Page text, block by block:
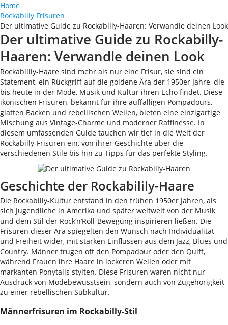
Home
Rockabilly Frisuren
Der ultimative Guide zu Rockabilly-Haaren: Verwandle deinen Look
Der ultimative Guide zu Rockabilly-
Haaren: Verwandle deinen Look
Rockabilily-Haare sind mehr als nur eine Frisur, sie sind ein
Statement, ein Rückgriff auf die goldene Ära der 1950er Jahre, die
bis heute in der Mode, Musik und Kultur ihren Echo findet. Diese
ikonischen Frisuren, bekannt für ihre auffälligen Pompadours,
glatten Backen und rebellischen Wellen, bieten eine einzigartige
Mischung aus Vintage-Charme und moderner Raffinesse. In
diesem umfassenden Guide tauchen wir tief in die Welt der
Rockabilly-Frisuren ein, von ihrer Geschichte über die
verschiedenen Stile bis hin zu Tipps für das perfekte Styling.
Geschichte der Rockabilily-Haare
Die Rockabilly-Kultur entstand in den frühen 1950er Jahren, als
sich Jugendliche in Amerika und später weltweit von der Musik
und dem Stil der Rock’n’Roll-Bewegung inspirieren ließen. Die
Frisuren dieser Ära spiegelten den Wunsch nach Individualität
und Freiheit wider, mit starken Einflüssen aus dem Jazz, Blues und
Country. Männer trugen oft den Pompadour oder den Quiff,
während Frauen ihre Haare in lockeren Wellen oder mit
markanten Ponytails stylten. Diese Frisuren waren nicht nur
Ausdruck von Modebewusstsein, sondern auch von Zugehörigkeit
zu einer rebellischen Subkultur.
Männerfrisuren im Rockabilly-Stil